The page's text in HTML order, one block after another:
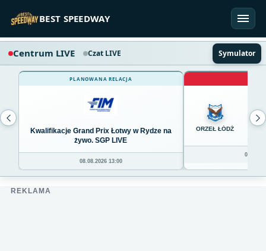
BEST SPEEDWAY
Centrum LIVE Czat LIVE Symulator
PLANOWANA RELACJA
Kwalifikacje Grand Prix Łotwy w Rydze na
żywo. SGP LIVE
08.08.2026 13:00
ORZEŁ ŁÓDŹ
0
REKLAMA